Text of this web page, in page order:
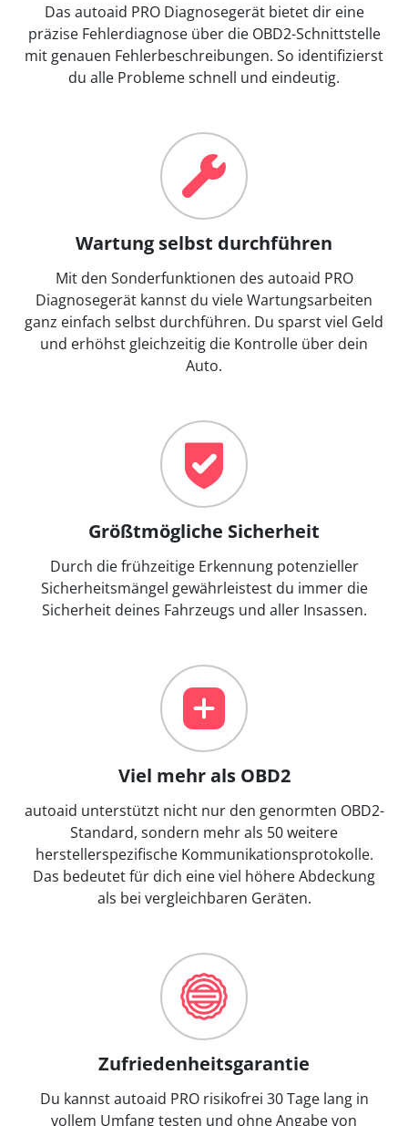
Das autoaid PRO Diagnosegerät bietet dir eine
präzise Fehlerdiagnose über die OBD2-Schnittstelle
mit genauen Fehlerbeschreibungen. So identifizierst
du alle Probleme schnell und eindeutig.
Wartung selbst durchführen
Mit den Sonderfunktionen des autoaid PRO
Diagnosegerät kannst du viele Wartungsarbeiten
ganz einfach selbst durchführen. Du sparst viel Geld
und erhöhst gleichzeitig die Kontrolle über dein
Auto.
Größtmögliche Sicherheit
Durch die frühzeitige Erkennung potenzieller
Sicherheitsmängel gewährleistest du immer die
Sicherheit deines Fahrzeugs und aller Insassen.
Viel mehr als OBD2
autoaid unterstützt nicht nur den genormten OBD2-
Standard, sondern mehr als 50 weitere
herstellerspezifische Kommunikationsprotokolle.
Das bedeutet für dich eine viel höhere Abdeckung
als bei vergleichbaren Geräten.
Zufriedenheitsgarantie
Du kannst autoaid PRO risikofrei 30 Tage lang in
vollem Umfang testen und ohne Angabe von